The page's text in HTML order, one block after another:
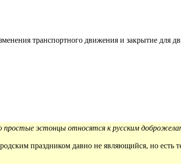
транспортного движения и закрытие для
эстонцы относятся к русским
праздником давно не являющийся, но есть